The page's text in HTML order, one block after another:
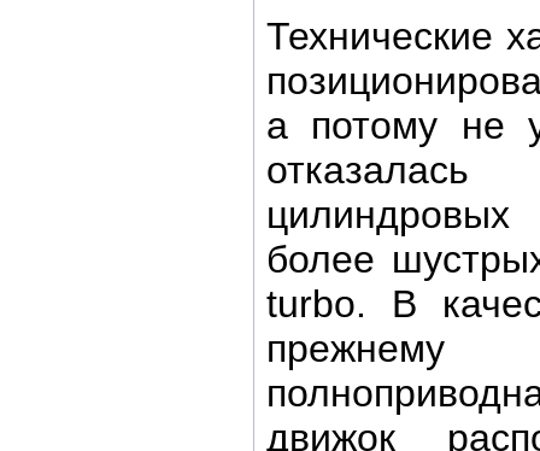
Технические
а потому не
более
turbo. В
прежнему
движок